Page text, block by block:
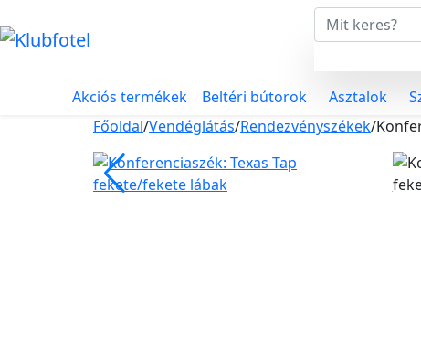
Akciós termékek Beltéri bútorok Asztalok
Főoldal/Vendéglátás/Rendezvényszékek/